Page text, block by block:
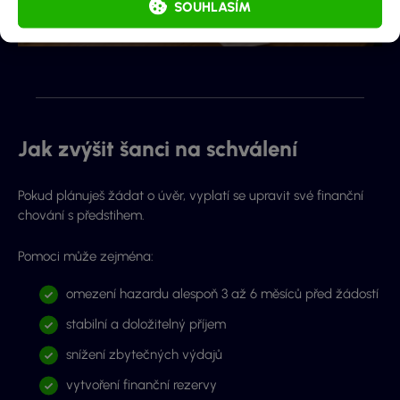
SOUHLASÍM
Jak zvýšit šanci na schválení
Pokud plánuješ žádat o úvěr, vyplatí se upravit své finanční
chování s předstihem.
Pomoci může zejména:
omezení hazardu alespoň 3 až 6 měsíců před žádostí
stabilní a doložitelný příjem
snížení zbytečných výdajů
vytvoření finanční rezervy